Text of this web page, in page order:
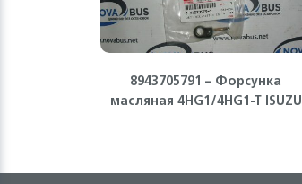
8943705791 – Форсунка
масляная 4HG1/4HG1-T ISUZU